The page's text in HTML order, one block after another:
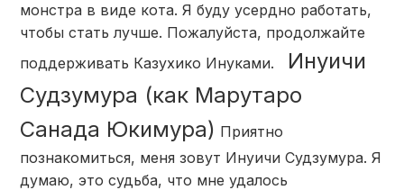
монстра в виде кота. Я буду усердно работать,
чтобы стать лучше. Пожалуйста, продолжайте
поддерживать Казухико Инуками. Инуичи
Судзумура (как Марутаро
Санада Юкимура) Приятно
познакомиться, меня зовут Инуичи Судзумура. Я
думаю, это судьба, что мне удалось